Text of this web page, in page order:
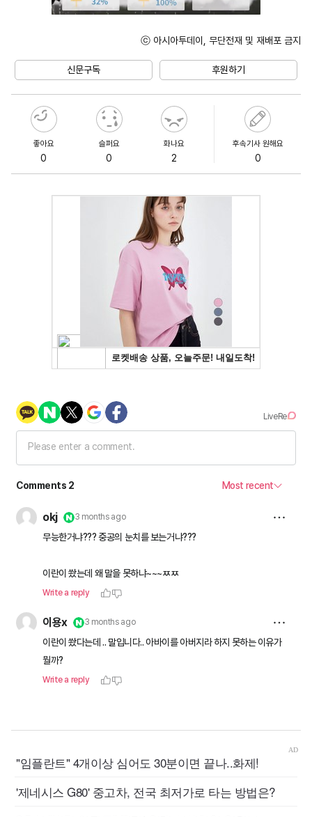
ⓒ 아시아투데이, 무단전재 및 재배포 금지
신문구독 후원하기
좋아요
0
슬퍼요
0
화나요
2
후속기사 원해요
0